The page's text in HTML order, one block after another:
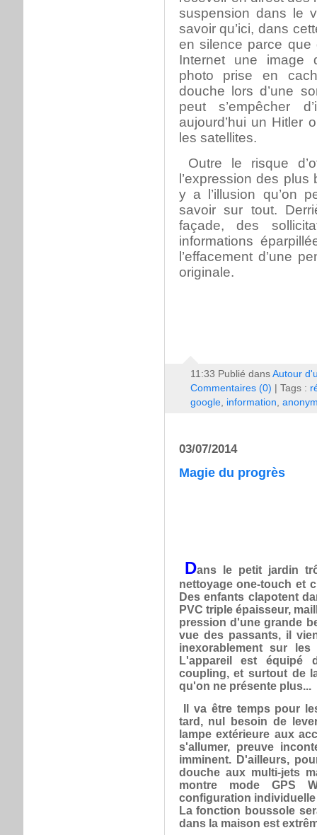
suspension dans le
savoir qu’ici, dans
en silence parce que
Internet une image
photo prise en
douche lors d’une
peut s’empêcher
aujourd’hui un Hitler
les satellites.
Outre le risque
l’expression des
y a l’illusion qu’on
savoir sur tout.
façade, des
informations
l’effacement d’une
originale.
11:33 Publié dans Autour
Commentaires (0) | Tags :
google, information,
03/07/2014
Magie du progrès
Dans le petit jardin
nettoyage one-touch et
Des enfants clapotent
PVC triple épaisseur,
pression d'une grande
vue des passants, il
inexorablement sur
L'appareil est équipé
coupling, et surtout de
qu'on ne présente plus...
Il va être temps pour
tard, nul besoin de
lampe extérieure aux
s'allumer, preuve
imminent. D'ailleurs,
douche aux multi-jets
montre mode GPS
configuration
La fonction boussole
dans la maison est